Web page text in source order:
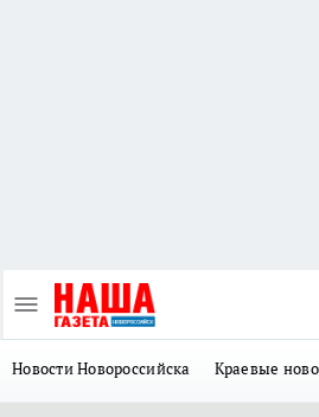
Новости Новороссийска Краевые